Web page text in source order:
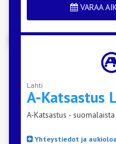
VARAA
Lahti
A-Katsastus
A-Katsastus -
Yhteystiedot ja